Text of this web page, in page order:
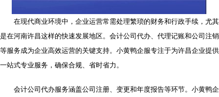
在现代商业环境中，企业运营常需处理繁琐的财务和行政手续，尤其
是在河南许昌这样的快速发展地区。会计公司代办、代理记账和公司注销
等服务成为企业高效运营的关键支持。小黄鸭企服专注于为许昌企业提供
一站式专业服务，确保合规、省时省力。
会计公司代办服务涵盖公司注册、变更和年度报告等环节。小黄鸭企